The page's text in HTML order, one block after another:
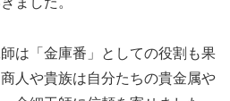
は「金庫番」としての役割も果
人や貴族は自分たちの貴金属や